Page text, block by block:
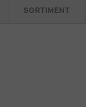
SORTIMENT